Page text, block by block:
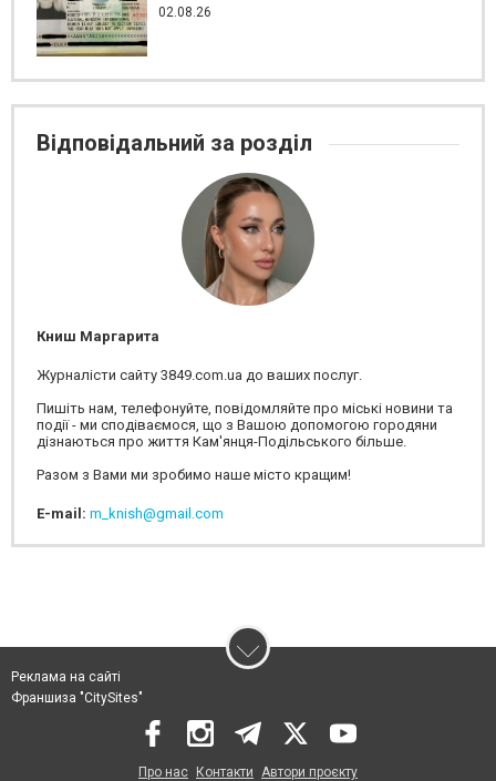
02.08.26
Відповідальний за розділ
Книш Маргарита
Журналісти сайту 3849.com.ua до ваших послуг.
Пишіть нам, телефонуйте, повідомляйте про міські новини та
події - ми сподіваємося, що з Вашою допомогою городяни
дізнаються про життя Кам'янця-Подільського більше.
Разом з Вами ми зробимо наше місто кращим!
E-mail: m_knish@gmail.com
Реклама на сайті
Франшиза "CitySites"
Про нас Контакти Автори проєкту